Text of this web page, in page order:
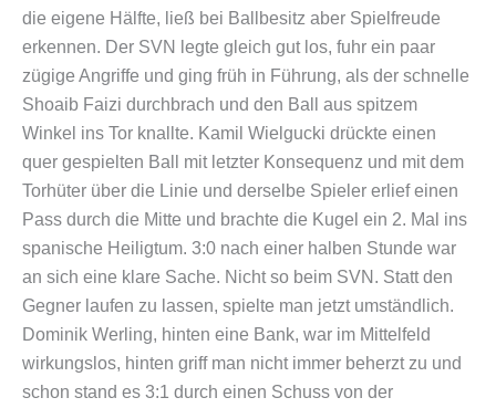
die eigene Hälfte, ließ bei Ballbesitz aber Spielfreude
erkennen. Der SVN legte gleich gut los, fuhr ein paar
zügige Angriffe und ging früh in Führung, als der schnelle
Shoaib Faizi durchbrach und den Ball aus spitzem
Winkel ins Tor knallte. Kamil Wielgucki drückte einen
quer gespielten Ball mit letzter Konsequenz und mit dem
Torhüter über die Linie und derselbe Spieler erlief einen
Pass durch die Mitte und brachte die Kugel ein 2. Mal ins
spanische Heiligtum. 3:0 nach einer halben Stunde war
an sich eine klare Sache. Nicht so beim SVN. Statt den
Gegner laufen zu lassen, spielte man jetzt umständlich.
Dominik Werling, hinten eine Bank, war im Mittelfeld
wirkungslos, hinten griff man nicht immer beherzt zu und
schon stand es 3:1 durch einen Schuss von der